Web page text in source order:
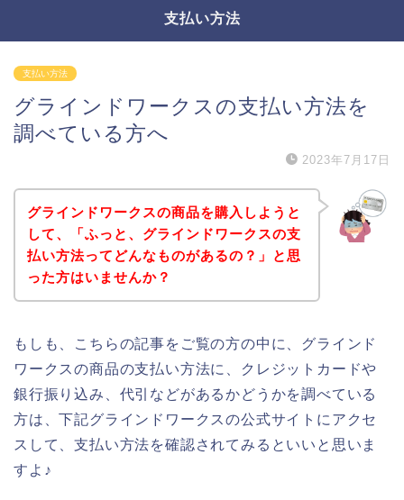
支払い方法
支払い方法
グラインドワークスの支払い方法を
調べている方へ
2023年7月17日
グラインドワークスの商品を購入しようと
して、「ふっと、グラインドワークスの支
払い方法ってどんなものがあるの？」と思
った方はいませんか？
もしも、こちらの記事をご覧の方の中に、グラインド
ワークスの商品の支払い方法に、クレジットカードや
銀行振り込み、代引などがあるかどうかを調べている
方は、下記グラインドワークスの公式サイトにアクセ
スして、支払い方法を確認されてみるといいと思いま
すよ♪